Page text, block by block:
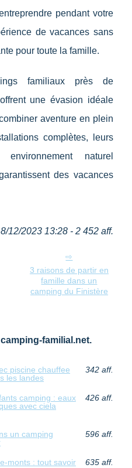
pendant votre
de vacances sans
pour toute la famille.
familiaux près de
une évasion idéale
aventure en plein
complètes, leurs
naturel
des vacances
12/2023 13:28 - 2 452 aff.
3 raisons de partir en
famille dans un
camping du Finistère
familial.net.
piscine chauffee
les landes
342 aff.
camping : eaux
avec ciela
426 aff.
un camping
596 aff.
monts : tout savoir 635 aff.